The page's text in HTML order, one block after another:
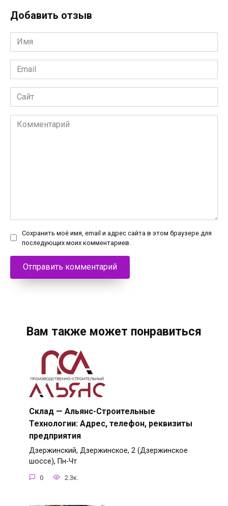
Добавить отзыв
Имя
*
Email
*
Сайт
Комментарий
Сохранить моё имя, email и адрес сайта в этом браузере для
последующих моих комментариев.
Вам также может понравиться
Склад — Альянс-Строительные
Технологии: Адрес, телефон, реквизиты
предприятия
Дзержинский, Дзержинское, 2 (Дзержинское
шоссе), Пн-Чт
0 2.3к.